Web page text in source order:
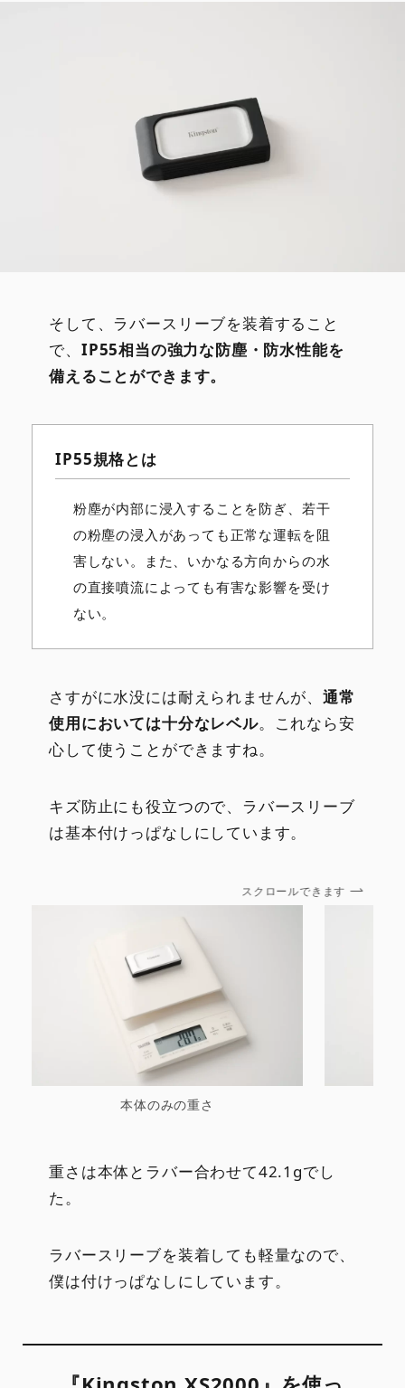
そして、ラバースリーブを装着すること
で、 IP55相当の強力な防塵・防水性能を
備えることができます。
IP55規格とは
粉塵が内部に浸入することを防ぎ、若干
の粉塵の浸入があっても正常な運転を阻
害しない。また、いかなる方向からの水
の直接噴流によっても有害な影響を受け
ない。
さすがに水没には耐えられませんが、 通常
使用においては十分なレベル。これなら安
心して使うことができますね。
キズ防止にも役立つので、ラバースリーブ
は基本付けっぱなしにしています。
スクロールできます
本体のみの重さ
重さは本体とラバー合わせて42.1gでし
た。
ラバースリーブを装着しても軽量なので、
僕は付けっぱなしにしています。